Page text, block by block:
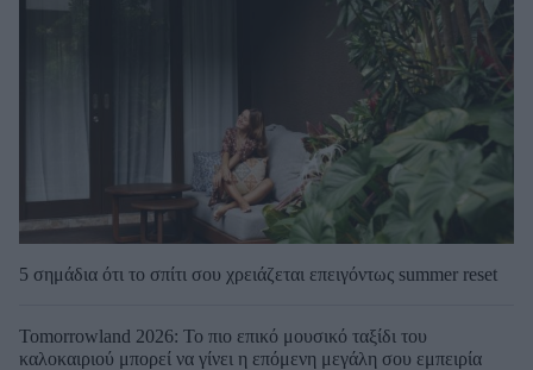
5 σημάδια ότι το σπίτι σου χρειάζεται επειγόντως summer reset
Tomorrowland 2026: Το πιο επικό μουσικό ταξίδι του
καλοκαιριού μπορεί να γίνει η επόμενη μεγάλη σου εμπειρία